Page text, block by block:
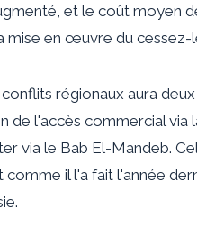
et le coût moyen
mise en œuvre du cessez-
régionaux aura
de l'accès commercial via
via le Bab El-Mandeb.
comme il l'a fait l'année